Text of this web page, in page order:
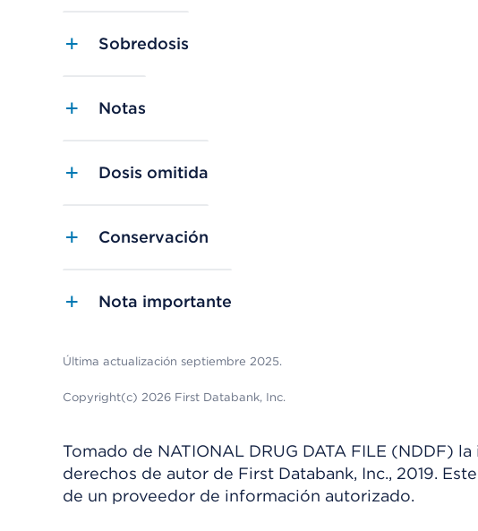
Sobredosis
Notas
Dosis omitida
Conservación
Nota importante
Última actualización septiembre 2025.
Copyright(c) 2026 First Databank, Inc.
Tomado de NATIONAL DRUG DATA FILE (NDDF)
derechos de autor de First Databank, Inc., 2019.
de un proveedor de información autorizado.